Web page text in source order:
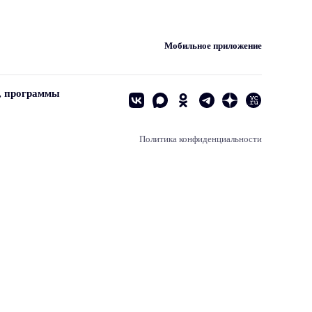
Мобильное приложение
программы
Политика конфиденциальности